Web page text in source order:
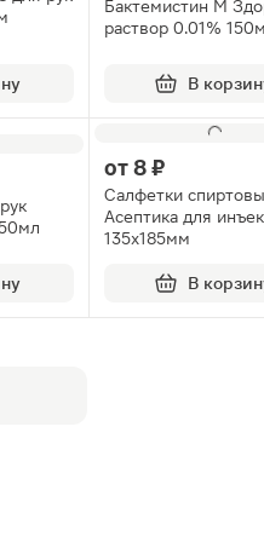
Бактемистин М
раствор 0.01%
В
от8 ₽
Салфетки
Асептика для
135х185мм
В